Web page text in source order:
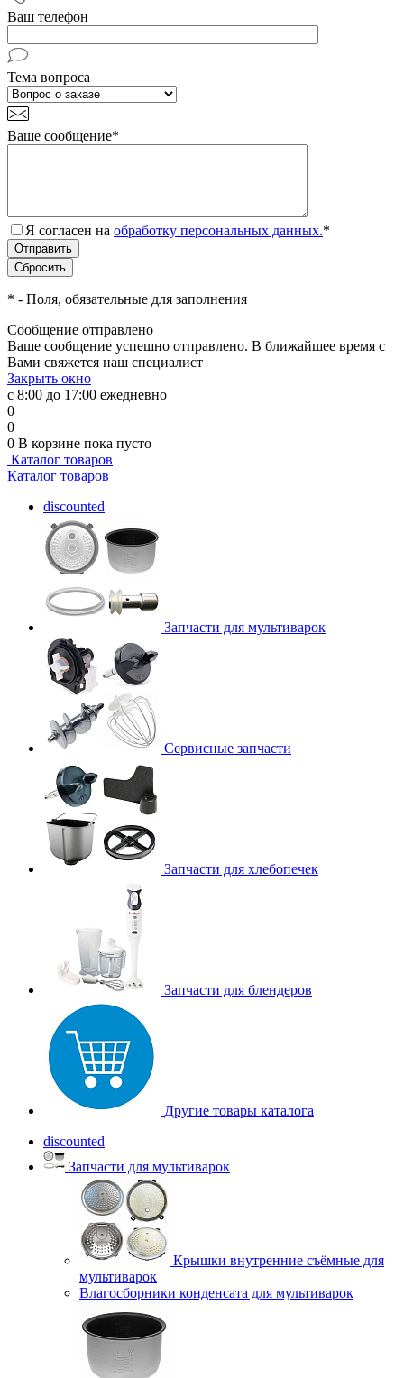
Ваш телефон
Тема вопроса
Ваше сообщение*
Я согласен на обработку персональных данных.*
* - Поля, обязательные для заполнения
Сообщение отправлено
Ваше сообщение успешно отправлено. В ближайшее время с
Вами свяжется наш специалист
Закрыть окно
с 8:00 до 17:00 ежедневно
0
0
0 В корзине пока пусто
Каталог товаров
Каталог товаров
discounted
Запчасти для мультиварок
Сервисные запчасти
Запчасти для хлебопечек
Запчасти для блендеров
Другие товары каталога
discounted
Запчасти для мультиварок
Крышки внутренние съёмные для
мультиварок
Влагосборники конденсата для мультиварок